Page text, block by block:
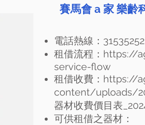
賽馬會 a 家 樂齡
電話熱線：31535252
租借流程： https://
service-flow
租借收費： https://
content/uploads/
器材收費價目表
可供租借之器材：